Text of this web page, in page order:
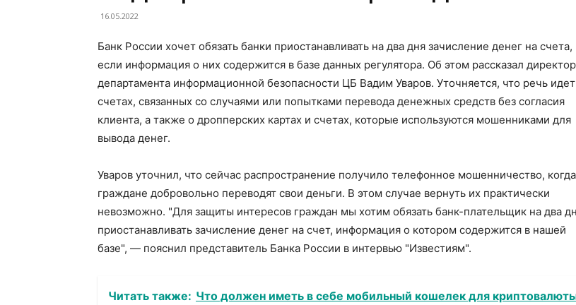
16.05.2022
Банк России хочет обязать банки приостанавливать на два дня зачисление денег на счета,
если информация о них содержится в базе данных регулятора. Об этом рассказал директор
департамента информационной безопасности ЦБ Вадим Уваров. Уточняется, что речь
счетах, связанных со случаями или попытками перевода денежных средств без согласия
клиента, а также о дропперских картах и счетах, которые используются мошенниками для
вывода денег.
Уваров уточнил, что сейчас распространение получило телефонное мошенничество, когда
граждане добровольно переводят свои деньги. В этом случае вернуть их практически
невозможно. "Для защиты интересов граждан мы хотим обязать банк-плательщик на два
приостанавливать зачисление денег на счет, информация о котором содержится в нашей
базе", — пояснил представитель Банка России в интервью "Известиям".
Читать также: Что должен иметь в себе мобильный кошелек для